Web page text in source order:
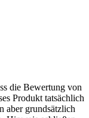
die Bewertung von
Produkt tatsächlich
aber grundsätzlich